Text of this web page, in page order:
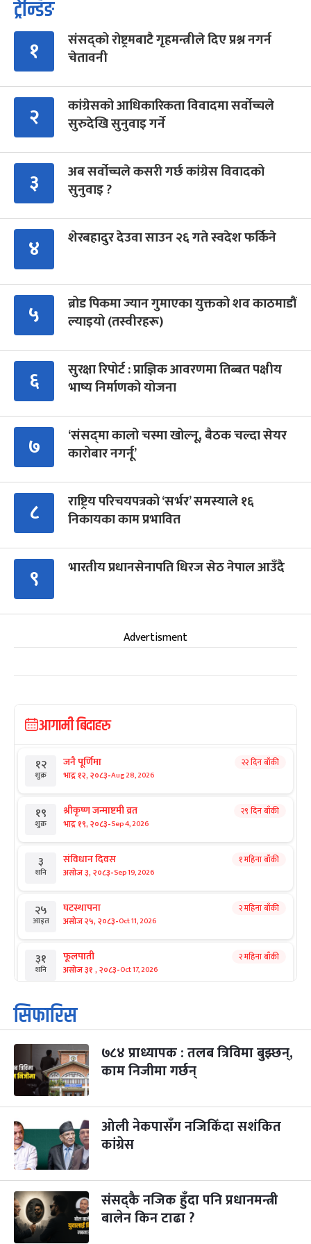
ट्रेन्डिङ
१
संसद्को रोष्ट्रमबाटै गृहमन्त्रीले दिए प्रश्न नगर्न
चेतावनी
२
कांग्रेसको आधिकारिकता विवादमा सर्वोच्चले
सुरुदेखि सुनुवाइ गर्ने
३
अब सर्वोच्चले कसरी गर्छ कांग्रेस विवादको
सुनुवाइ ?
४ शेरबहादुर देउवा साउन २६ गते स्वदेश फर्किने
५
ब्रोड पिकमा ज्यान गुमाएका युक्तको शव काठमाडौं
ल्याइयो (तस्वीरहरू)
६
सुरक्षा रिपोर्ट : प्राज्ञिक आवरणमा तिब्बत पक्षीय
भाष्य निर्माणको योजना
७
‘संसद्‍मा कालो चस्मा खोल्नू, बैठक चल्दा सेयर
कारोबार नगर्नू’
८
राष्ट्रिय परिचयपत्रको ‘सर्भर’ समस्याले १६
निकायका काम प्रभावित
९ भारतीय प्रधानसेनापति धिरज सेठ नेपाल आउँदै
Advertisment
आगामी बिदाहरु
१२
शुक्र
जनै पूर्णिमा
भाद्र १२, २०८३-Aug 28, 2026
२२ दिन बाँकी
१९
शुक्र
श्रीकृष्ण जन्माष्टमी व्रत
भाद्र १९, २०८३-Sep 4, 2026
२९ दिन बाँकी
३
शनि
संविधान दिवस
असोज ३, २०८३-Sep 19, 2026
१ महिना बाँकी
२५
आइत
घटस्थापना
असोज २५, २०८३-Oct 11, 2026
२ महिना बाँकी
३१
शनि
फूलपाती
असोज ३१ , २०८३-Oct 17, 2026
२ महिना बाँकी
१
आइत
कार्तिक सङ्क्रान्ति
कार्तिक १, २०८३
३
मंगल
महानवमी
कार्तिक ३, २०८३-Oct 20, 2026
२ महिना बाँकी
४
कार्तिक ४, २०८३ Oct 21, 2026
५
बिहि
पापा‌ङ्कुशा एकादशी व्रत
कार्तिक ५, २०८३
२२
आइत
कुकुर तिहार
कार्तिक २२, २०८३-Nov 8, 2026
३ महिना बाँकी
सिफारिस
७८४ प्राध्यापक : तलब त्रिविमा बुझ्छन्,
काम निजीमा गर्छन्
ओली नेकपासँग नजिकिँदा सशंकित
कांग्रेस
संसद्कै नजिक हुँदा पनि प्रधानमन्त्री
बालेन किन टाढा ?